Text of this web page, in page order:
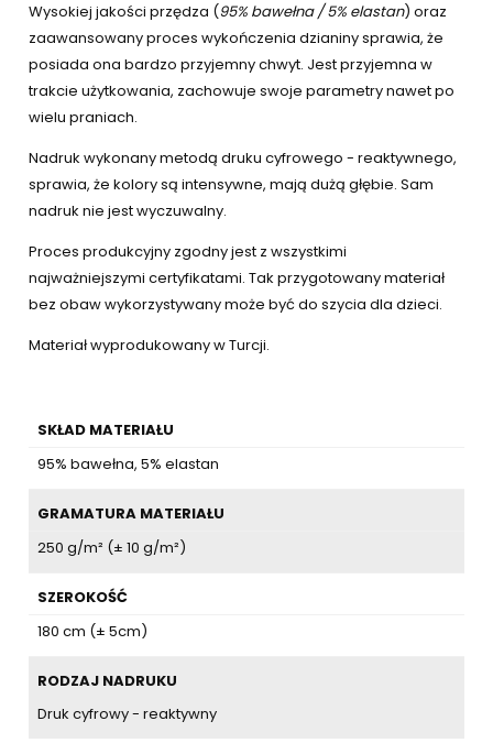
Wysokiej jakości przędza (95% bawełna / 5% elastan) oraz
zaawansowany proces wykończenia dzianiny sprawia, że
posiada ona bardzo przyjemny chwyt. Jest przyjemna w
trakcie użytkowania, zachowuje swoje parametry nawet po
wielu praniach.
Nadruk wykonany metodą druku cyfrowego - reaktywnego,
sprawia, że kolory są intensywne, mają dużą głębie. Sam
nadruk nie jest wyczuwalny.
Proces produkcyjny zgodny jest z wszystkimi
najważniejszymi certyfikatami. Tak przygotowany materiał
bez obaw wykorzystywany może być do szycia dla dzieci.
Materiał wyprodukowany w Turcji.
SKŁAD MATERIAŁU
95% bawełna, 5% elastan
GRAMATURA MATERIAŁU
250 g/m² (± 10 g/m²)
SZEROKOŚĆ
180 cm (± 5cm)
RODZAJ NADRUKU
Druk cyfrowy - reaktywny